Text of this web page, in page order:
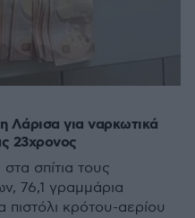
Λάρισα για ναρκωτικά
23χρονος
σπίτια τους
76,1 γραμμάρια
πιστόλι κρότου-αερίου